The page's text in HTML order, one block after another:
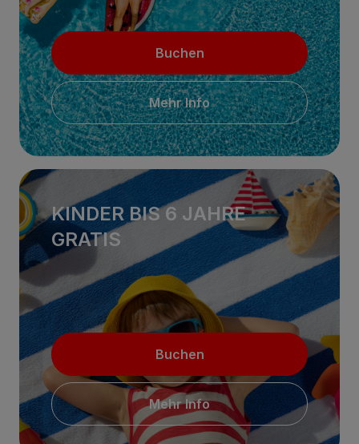
Buchen
Mehr Info
KINDER BIS 6 JAHRE
GRATIS
Buchen
Mehr Info